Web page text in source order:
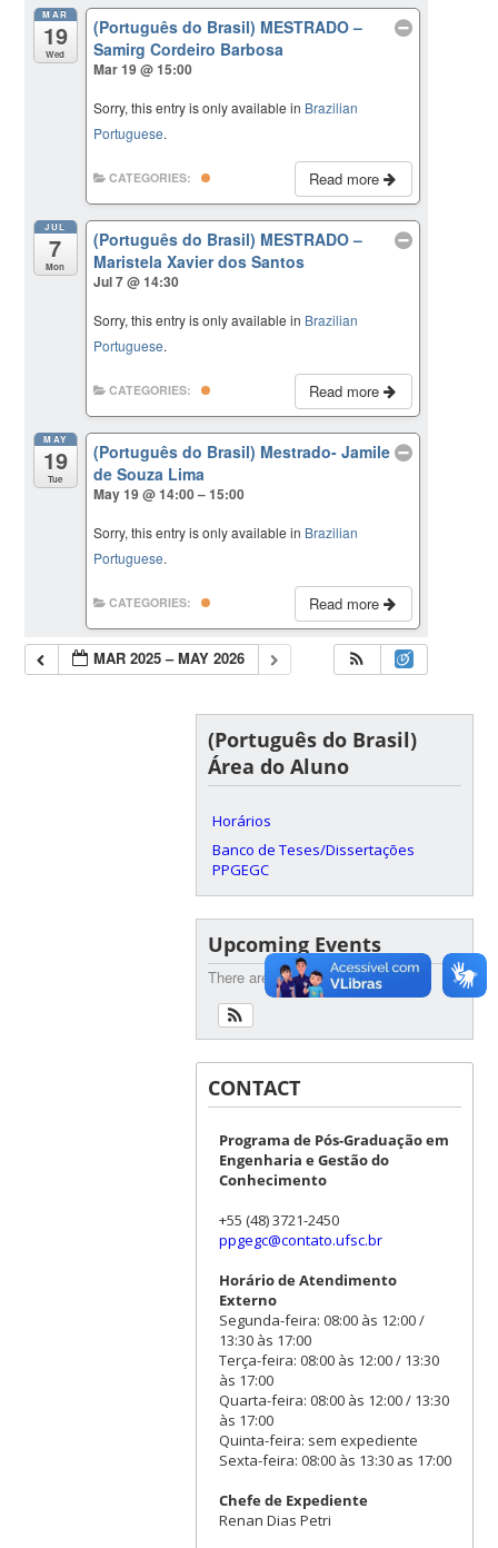
MAR
19
Wed
(Português do Brasil) MESTRADO –
Samirg Cordeiro Barbosa
Mar 19 @ 15:00
Sorry, this entry is only available in Brazilian
Portuguese.
Read more
CATEGORIES:
JUL
7
Mon
(Português do Brasil) MESTRADO –
Maristela Xavier dos Santos
Jul 7 @ 14:30
Sorry, this entry is only available in Brazilian
Portuguese.
Read more
CATEGORIES:
MAY
19
Tue
(Português do Brasil) Mestrado- Jamile
de Souza Lima
May 19 @ 14:00 – 15:00
Sorry, this entry is only available in Brazilian
Portuguese.
Read more
CATEGORIES:
MAR 2025 – MAY 2026
(Português do Brasil)
Área do Aluno
Horários
Banco de Teses/Dissertações
PPGEGC
Upcoming Events
There are no upcoming events.
CONTACT
Programa de Pós-Graduação em
Engenharia e Gestão do
Conhecimento
+55 (48) 3721-2450
ppgegc@contato.ufsc.br
Horário de Atendimento
Externo
Segunda-feira: 08:00 às 12:00 /
13:30 às 17:00
Terça-feira: 08:00 às 12:00 / 13:30
às 17:00
Quarta-feira: 08:00 às 12:00 / 13:30
às 17:00
Quinta-feira: sem expediente
Sexta-feira: 08:00 às 13:30 as 17:00
Chefe de Expediente
Renan Dias Petri